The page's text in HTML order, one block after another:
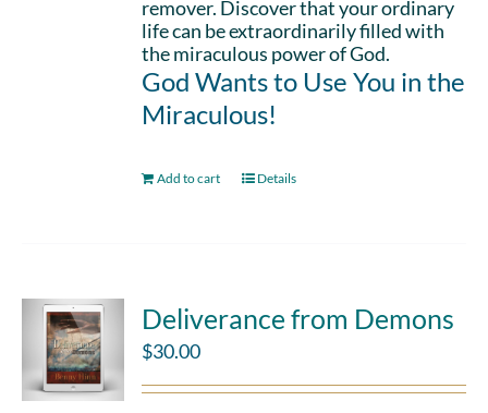
remover. Discover that your ordinary
life can be extraordinarily filled with
the miraculous power of God.
God Wants to Use You in the
Miraculous!
Add to cart Details
Deliverance from Demons
$30.00